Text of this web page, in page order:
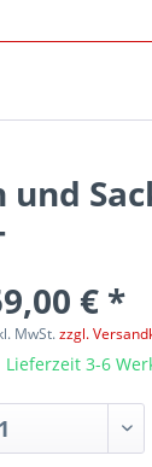
€ *
MwSt.zzgl.
Lieferzeit 3-6